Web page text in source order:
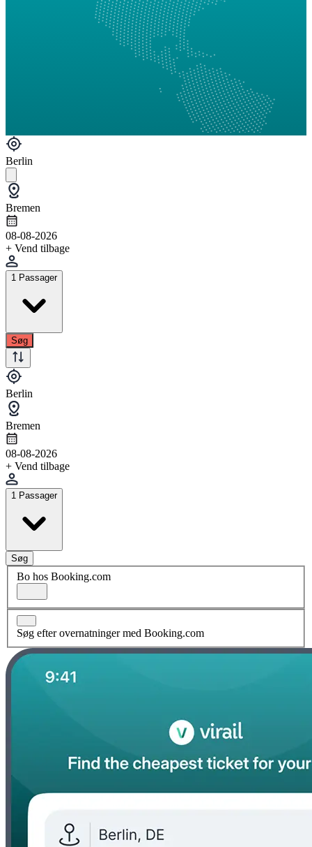
Berlin
Bremen
08-08-2026
+ Vend tilbage
1 Passager
Søg
Berlin
Bremen
08-08-2026
+ Vend tilbage
1 Passager
Søg
Bo hos Booking.com
Søg efter overnatninger med Booking.com